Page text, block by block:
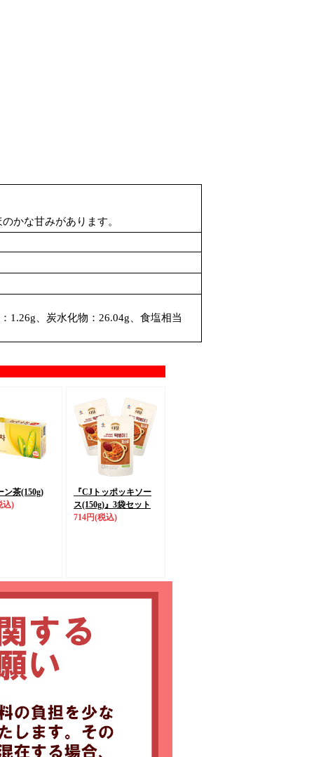
かな甘みがあります。
1.26g、炭水化物：26.04g、食塩相当
ン茶(150g)
込)
『CJトッポッキソー
ス(150g)』 3袋セット
714円(税込)